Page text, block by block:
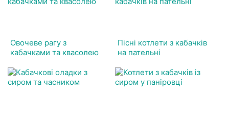
Овочеве рагу з
кабачками та квасолею
Пісні котлети з кабачків
на пательні